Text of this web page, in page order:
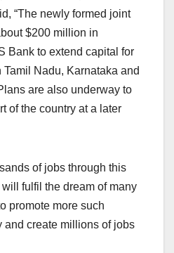
“The newly formed joint
$200 million in
Bank to extend capital for
Nadu, Karnataka and
are also underway to
of the country at a later
of jobs through this
fulfil the dream of many
promote more such
and create millions of jobs